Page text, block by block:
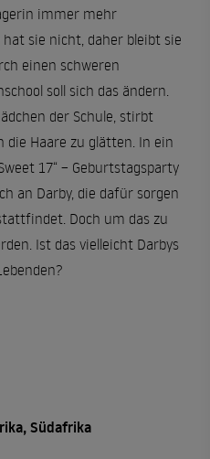
immer mehr
sie nicht, daher bleibt sie
einen schweren
soll sich das ändern.
der Schule, stirbt
die Haare zu glätten. In ein
17“ – Geburtstagsparty
an Darby, die dafür sorgen
Doch um das zu
Ist das vielleicht Darbys
Südafrika